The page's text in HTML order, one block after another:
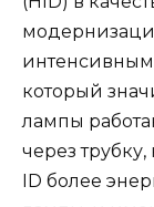
интенсивным
который
лампы
через
ID более